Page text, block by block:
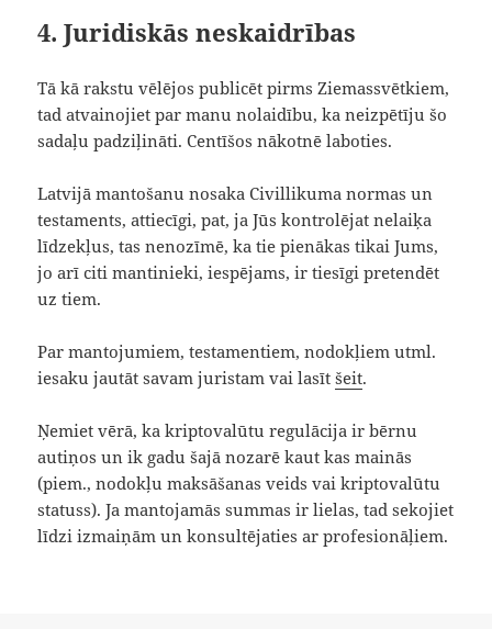
4. Juridiskās neskaidrības
Tā kā rakstu vēlējos publicēt pirms Ziemassvētkiem,
tad atvainojiet par manu nolaidību, ka neizpētīju šo
sadaļu padziļināti. Centīšos nākotnē laboties.
Latvijā mantošanu nosaka Civillikuma normas un
testaments, attiecīgi, pat, ja Jūs kontrolējat nelaiķa
līdzekļus, tas nenozīmē, ka tie pienākas tikai Jums,
jo arī citi mantinieki, iespējams, ir tiesīgi pretendēt
uz tiem.
Par mantojumiem, testamentiem, nodokļiem utml.
iesaku jautāt savam juristam vai lasītšeit.
Ņemiet vērā, ka kriptovalūtu regulācija ir bērnu
autiņos un ik gadu šajā nozarē kaut kas mainās
(piem., nodokļu maksāšanas veids vai kriptovalūtu
statuss). Ja mantojamās summas ir lielas, tad sekojiet
līdzi izmaiņām un konsultējaties ar profesionāļiem.